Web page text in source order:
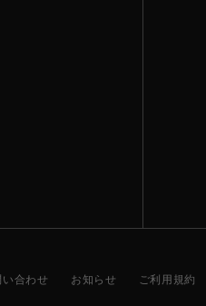
合わせ お知らせ ご利用規約